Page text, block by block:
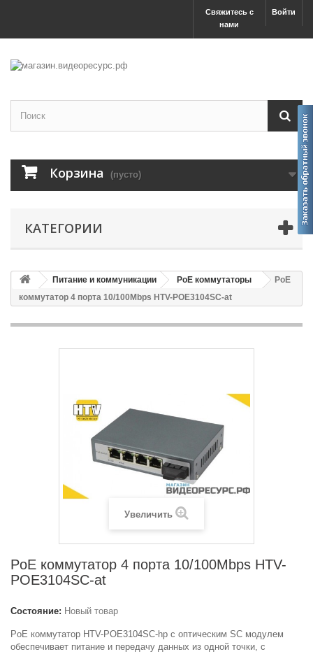
Войти
Свяжитесь с
нами
Корзина (пусто)
КАТЕГОРИИ
Питание и коммуникации PoE коммутаторы
PoE
коммутатор 4 порта 10/100Mbps HTV-POE3104SC-at
Увеличить
PoE коммутатор 4 порта 10/100Mbps HTV-
POE3104SC-at
Состояние: Новый товар
PoE коммутатор HTV-POE3104SC-hp с оптическим SC модулем
обеспечивает питание и передачу данных из одной точки, с